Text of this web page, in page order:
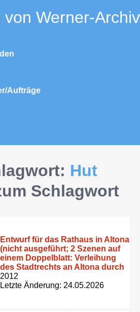
von Werner-Archiv
Aufträge
Hut
Entwurf für das Rathaus in Altona
(nicht ausgeführt; 2 Szenen auf
einem Doppelblatt: Verleihung
des Stadtrechts an Altona durch
2012
Letzte Änderung: 24.05.2026